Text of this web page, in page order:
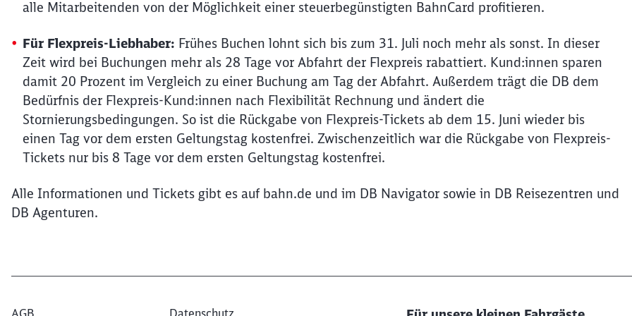
alle Mitarbeitenden von der Möglichkeit einer steuerbegünstigten BahnCard profitieren.
Für Flexpreis-Liebhaber: Frühes Buchen lohnt sich bis zum 31. Juli noch mehr als sonst. In dieser
Zeit wird bei Buchungen mehr als 28 Tage vor Abfahrt der Flexpreis rabattiert. Kund:innen sparen
damit 20 Prozent im Vergleich zu einer Buchung am Tag der Abfahrt. Außerdem trägt die DB dem
Bedürfnis der Flexpreis-Kund:innen nach Flexibilität Rechnung und ändert die
Stornierungsbedingungen. So ist die Rückgabe von Flexpreis-Tickets ab dem 15. Juni wieder bis
einen Tag vor dem ersten Geltungstag kostenfrei. Zwischenzeitlich war die Rückgabe von Flexpreis-
Tickets nur bis 8 Tage vor dem ersten Geltungstag kostenfrei.
Alle Informationen und Tickets gibt es auf bahn.de und im DB Navigator sowie in DB Reisezentren und
DB Agenturen.
AGB Datenschutz